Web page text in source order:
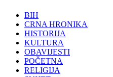
BIH
CRNA HRONIKA
HISTORIJA
KULTURA
OBAVIJESTI
POČETNA
RELIGIJA